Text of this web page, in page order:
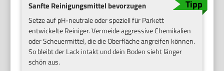
Sanfte Reinigungsmittel bevorzugen
Setze auf pH-neutrale oder speziell für Parkett
entwickelte Reiniger. Vermeide aggressive Chemikalien
oder Scheuermittel, die die Oberfläche angreifen können.
So bleibt der Lack intakt und dein Boden sieht länger
schön aus.